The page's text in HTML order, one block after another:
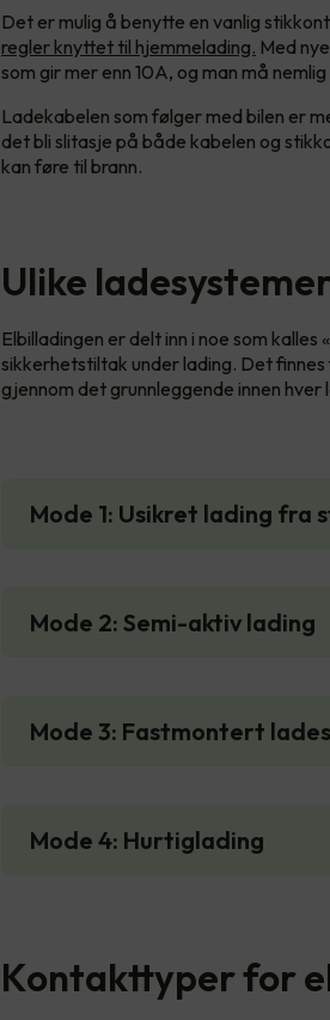
Det er mulig å benytte en vanlig
regler knyttet til hjemmelading. Med
som gir mer enn 10A, og man må
Ladekabelen som følger med bilen er
det bli slitasje på både kabelen og
kan føre til brann.
Ulike
Elbilladingen er delt inn i noe som
sikkerhetstiltak under lading. Det
gjennom det grunnleggende innen hver
Mode 1: Usikret lading fra
Mode 2: Semi-aktiv lading
Mode 3: Fastmontert
Mode 4: Hurtiglading
Kontakttyper for